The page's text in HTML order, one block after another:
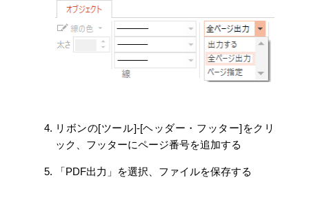
リボンの[ツール]-[ヘッダー・フッター]をクリ
ック、フッターにページ番号を追加する
「PDF出力」を選択、ファイルを保存する